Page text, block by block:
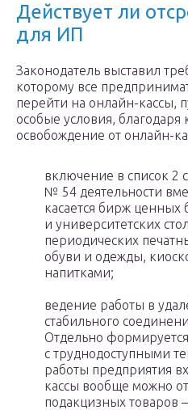
Действует ли
для ИП
Законодатель выставил
которому все
перейти на онлайн-кассы,
особые условия,
освобождение от онлайн-
включение в список 2
№ 54 деятельности
касается бирж ценных
и университетских
периодических
обуви и одежды,
напитками;
ведение работы в
стабильного
Отдельно
с труднодоступными
работы предприятия
кассы вообще можно
подакцизных товаров